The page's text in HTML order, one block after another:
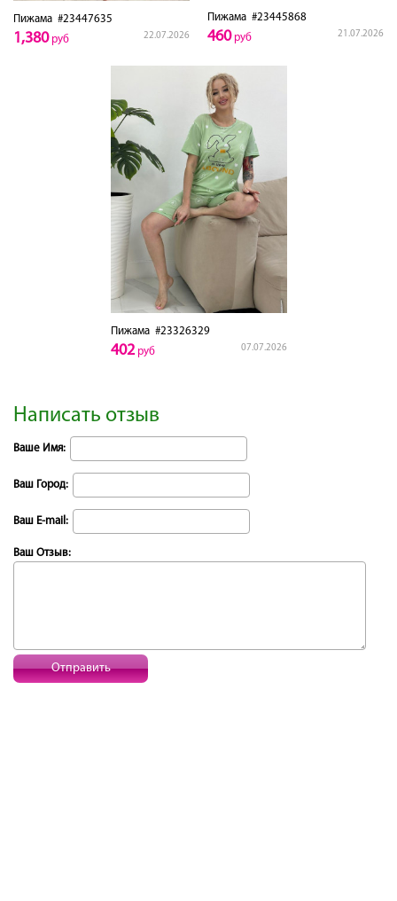
Пижама #23447635
22.07.2026
1,380руб
Пижама #23445868
21.07.2026
460руб
Пижама#23326329
07.07.2026
402руб
Написать отзыв
Ваше Имя:
Ваш Город:
Ваш E-mail:
Ваш Отзыв:
Отправить